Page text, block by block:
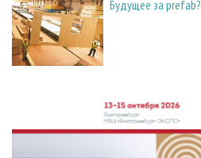
Будущее за prefab?